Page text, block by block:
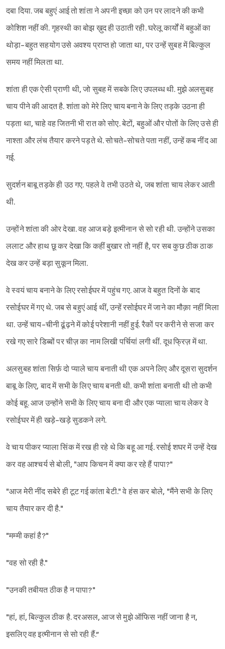
दबा दिया. जब बहुएं आई तो शांता ने अपनी इच्छा को उन पर लादने की कभी
कोशिश नहीं की. गृहस्थी का बोझ ख़ुद ही उठाती रही. घरेलू कार्यों में बहुओं का
थोड़ा-बहुत सहयोग उसे अवश्य प्राप्त हो जाता था, पर उन्हें सुबह में बिल्कुल
समय नहीं मिलता था.
शांता ही एक ऐसी प्राणी थी, जो सुबह में सबके लिए उपलब्ध थी. मुझे अलसुबह
चाय पीने की आदत है. शांता को मेरे लिए चाय बनाने के लिए तड़के उठना ही
पड़ता था, चाहे वह जितनी भी रात को सोए. बेटों, बहुओं और पोतों के लिए उसे ही
नाश्ता और लंच तैयार करने पड़ते थे. सोचते-सोचते पता नहीं, उन्हें कब नींद आ
गई.
सुदर्शन बाबू तड़के ही उठ गए. पहले वे तभी उठते थे, जब शांता चाय लेकर आती
थी.
उन्होंने शांता की ओर देखा. वह आज बड़े इत्मीनान से सो रही थी. उन्होंने उसका
ललाट और हाथ छू कर देखा कि कहीं बुखार तो नहीं है, पर सब कुछ ठीक ठाक
देख कर उन्हें बड़ा सुकून मिला.
वे स्वयं चाय बनाने के लिए रसोईघर में पहुंच गए. आज वे बहुत दिनों के बाद
रसोईघर में गए थे. जब से बहुएं आई थीं, उन्हें रसोईघर में जाने का मौक़ा नहीं मिला
था. उन्हें चाय-चीनी ढूंढ़ने में कोई परेशानी नहीं हुई. रैकों पर करीने से सजा कर
रखे गए सारे डिब्बों पर चीज़ का नाम लिखी पर्चियां लगी थीं. दूध फ्रिज़ में था.
अलसुबह शांता सिर्फ़ दो प्याले चाय बनाती थी एक अपने लिए और दूसरा सुदर्शन
बाबू के लिए, बाद में सभी के लिए चाय बनती थी. कभी शांता बनाती थी तो कभी
कोई बहू. आज उन्होंने सभी के लिए चाय बना दी और एक प्याला चाय लेकर वे
रसोईघर में ही खड़े-खड़े सुडकने लगे.
वे चाय पीकर प्याला सिंक में रख ही रहे थे कि बहू आ गई. रसोई शघर में उन्हें देख
कर वह आश्चर्य से बोली, "आप किचन में क्या कर रहे हैं पापा?"
"आज मेरी नींद सबेरे ही टूट गई कांता बेटी." वे हंस कर बोले, "मैंने सभी के लिए
चाय तैयार कर दी है."
"मम्मी कहां है?"
"वह सो रही है."
"उनकी तबीयत ठीक है न पापा?"
"हां, हां, बिल्कुल ठीक है. दरअसल, आज से मुझे ऑफिस नहीं जाना है न,
इसलिए वह इत्मीनान से सो रही हैं.”